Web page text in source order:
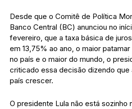
Desde que o Comitê de Política
Banco Central (BC) anunciou no
fevereiro, que a taxa básica de
em 13,75% ao ano, o maior
no país e o maior do mundo, o
criticado essa decisão dizendo que
país crescer.
O presidente Lula não está sozinho